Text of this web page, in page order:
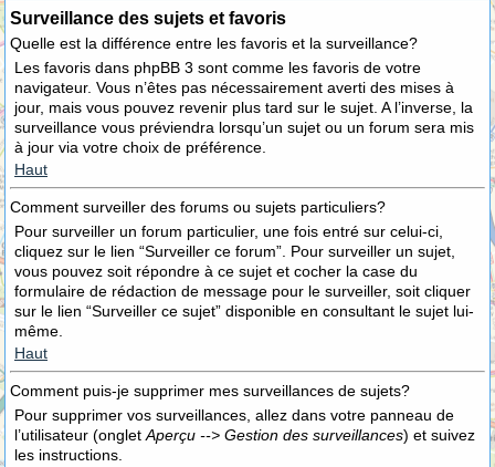
Surveillance des sujets et favoris
Quelle est la différence entre les favoris et la surveillance?
Les favoris dans phpBB 3 sont comme les favoris de votre
navigateur. Vous n’êtes pas nécessairement averti des mises à
jour, mais vous pouvez revenir plus tard sur le sujet. A l’inverse, la
surveillance vous préviendra lorsqu’un sujet ou un forum sera mis
à jour via votre choix de préférence.
Haut
Comment surveiller des forums ou sujets particuliers?
Pour surveiller un forum particulier, une fois entré sur celui-ci,
cliquez sur le lien “Surveiller ce forum”. Pour surveiller un sujet,
vous pouvez soit répondre à ce sujet et cocher la case du
formulaire de rédaction de message pour le surveiller, soit cliquer
sur le lien “Surveiller ce sujet” disponible en consultant le sujet lui-
même.
Haut
Comment puis-je supprimer mes surveillances de sujets?
Pour supprimer vos surveillances, allez dans votre panneau de
l’utilisateur (onglet Aperçu --> Gestion des surveillances) et suivez
les instructions.